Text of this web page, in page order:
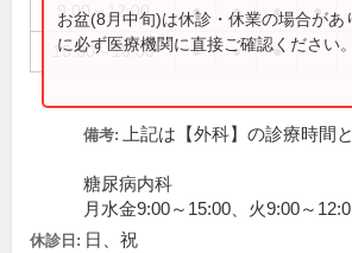
9:00～12:00 ● ● ● ●
15:00～18:00 ● ● ●
お盆(8月中旬)は休診・休業の場合があ
に必ず医療機関に直接ご確認ください。
備考: 上記は【外科】の診療時間
糖尿病内科
月水金9:00～15:00、火9:00～
休診日: 日、祝